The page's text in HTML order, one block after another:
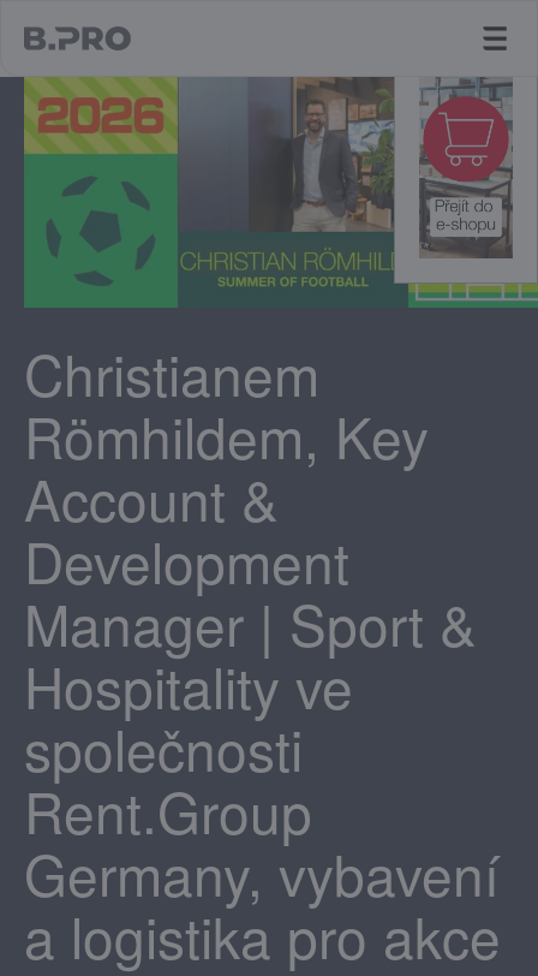
Christianem
Römhildem, Key
Account &
Development
Manager | Sport &
Hospitality ve
společnosti
Rent.Group
Germany, vybavení
a logistika pro akce